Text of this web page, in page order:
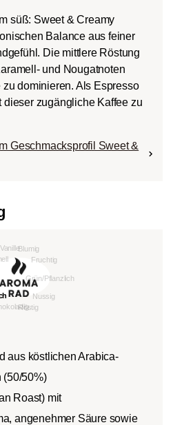
süß: Sweet & Creamy
Balance aus feiner
Die mittlere Röstung
und Nougatnoten
dominieren. Als Espresso
dieser zugängliche Kaffee zu
Geschmacksprofil Sweet &
aus köstlichen Arabica-
(50/50%)
Roast) mit
angenehmer Säure sowie